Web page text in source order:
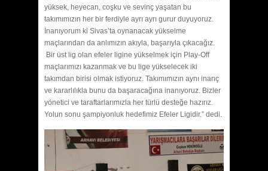
yüksek, heyecan, coşku ve sevinç yaşatan bu
takımımızın her bir ferdiyle ayrı ayrı gurur duyuyoruz.
İnanıyorum ki Sivas’ta oynanacak yükselme
maçlarından da anlımızın akıyla, başarıyla çıkacağız.
Bir üst lig olan efeler ligine yükselmek için Play-Off
maçlarımızı kazanmak ve bu lige yükselecek iki
takımdan birisi olmak istiyoruz. Takımımızın aynı inanç
ve kararlılıkla bunu da başaracağına inanıyoruz. Bizler
yönetici ve taraftarlarımızla her türlü desteğe hazırız.
Yolun sonu şampiyonluk hedefimiz Efeler Ligidir.” dedi.